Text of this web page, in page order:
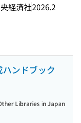
経済社2026.2
ンドブック
Libraries in Japan